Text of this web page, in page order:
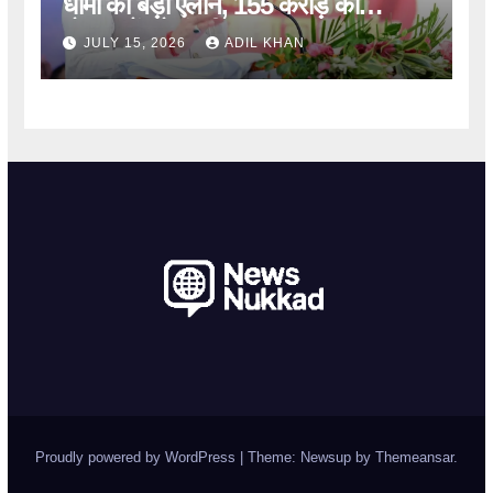
योजनाओं को मंजूरी
JULY 15, 2026 ADIL KHAN
Proudly powered by WordPress | Theme: Newsup by Themeansar.